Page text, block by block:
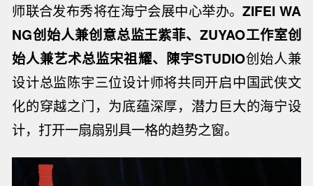
师联合发布秀将在海宁会展中心举办。ZIFEI WA
NG创始人兼创意总监王紫菲、ZUYAO工作室创
始人兼艺术总监宋祖耀、陳宇STUDIO创始人兼
设计总监陈宇三位设计师将共同开启中国武侠文
化的穿越之门，为底蕴深厚，潜力巨大的海宁设
计，打开一扇扇别具一格的趋势之窗。